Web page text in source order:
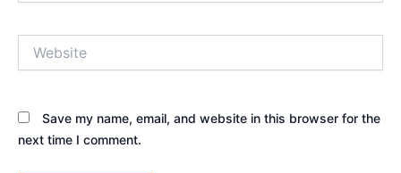
Save my name, email, and website in this browser for the
next time I comment.